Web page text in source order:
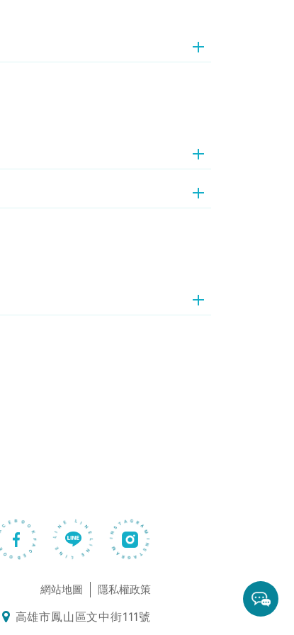
FACEBOOK LINE LINE LINE LINE INSTAGRAM INSTAGRAM
網站地圖 隱私權政策
高雄市鳳山區文中街111號